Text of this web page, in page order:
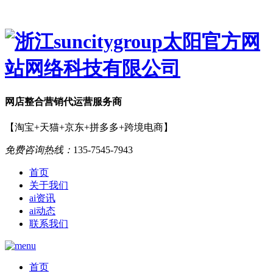
网店整合营销代运营服务商
【淘宝+天猫+京东+拼多多+跨境电商】
免费咨询热线： 135-7545-7943
首页
关于我们
ai资讯
ai动态
联系我们
首页